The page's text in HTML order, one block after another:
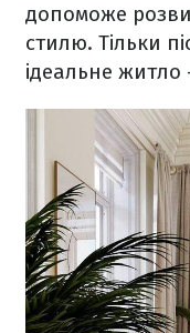
допоможе
стилю. Тільки
ідеальне